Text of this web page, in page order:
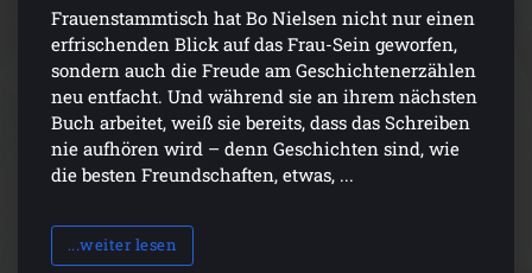
Frauenstammtisch hat Bo Nielsen nicht nur einen
erfrischenden Blick auf das Frau-Sein geworfen,
sondern auch die Freude am Geschichtenerzählen
neu entfacht. Und während sie an ihrem nächsten
Buch arbeitet, weiß sie bereits, dass das Schreiben
nie aufhören wird – denn Geschichten sind, wie
die besten Freundschaften, etwas, ...
...weiter lesen